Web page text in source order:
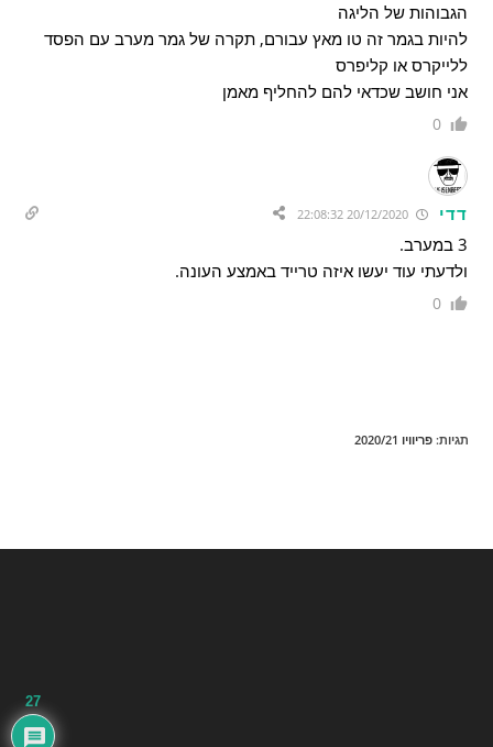
הגבוהות של הליגה
להיות בגמר זה טו מאץ עבורם, תקרה של גמר מערב עם הפסד
ללייקרס או קליפרס
אני חושב שכדאי להם להחליף מאמן
0
דדי
3 במערב.
ולדעתי עוד יעשו איזה טרייד באמצע העונה.
0
תגיות:פריוויו 2020/21
27